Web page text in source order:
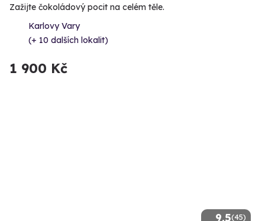
Zažijte čokoládový pocit na celém těle.
Karlovy Vary
(+ 10 dalších lokalit)
1 900 Kč
9.5(45)